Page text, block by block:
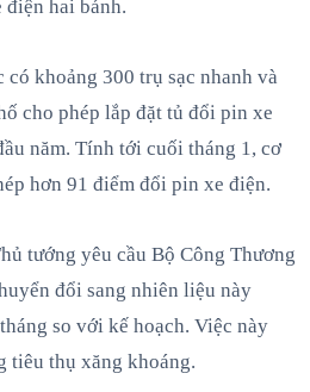
hai bánh.
có khoảng 300 trụ sạc nhanh và
cho phép lắp đặt tủ đổi pin xe
năm. Tính tới cuối tháng 1, cơ
hơn 91 điểm đổi pin xe điện.
tướng yêu cầu Bộ Công Thương
đổi sang nhiên liệu này
so với kế hoạch. Việc này
tiêu thụ xăng khoáng.